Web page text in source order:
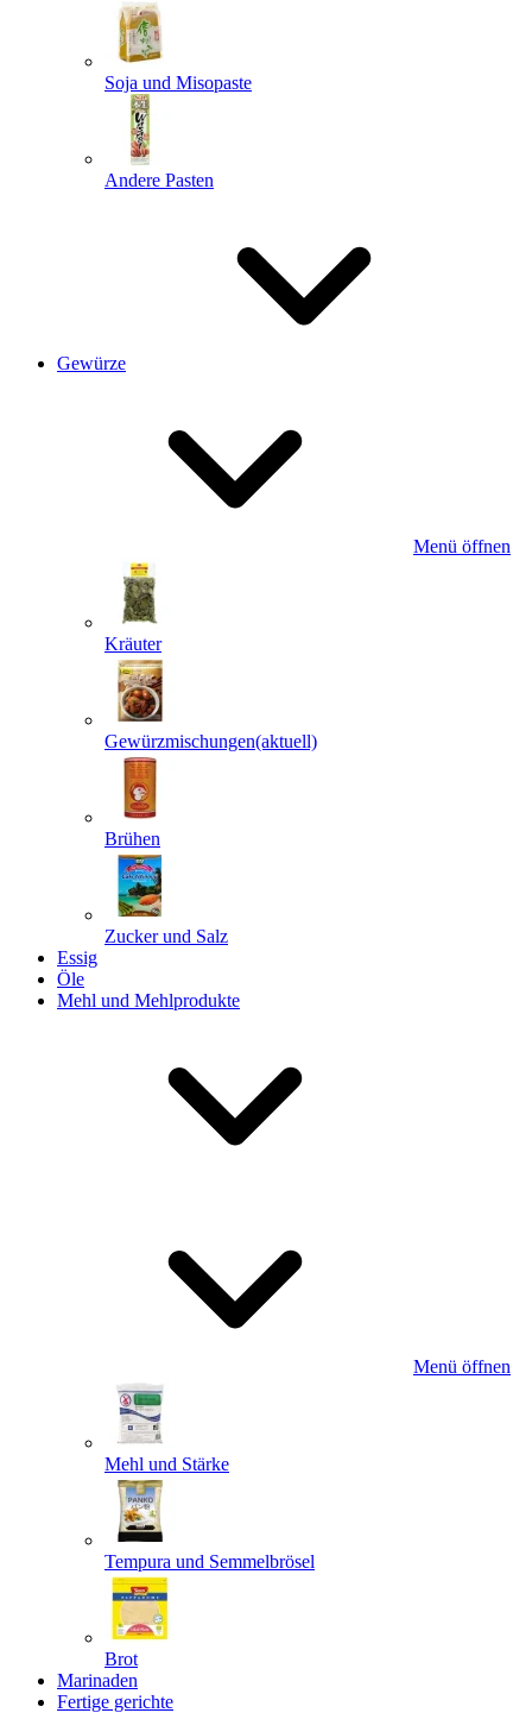
Soja und Misopaste
Andere Pasten
Gewürze
Menü öffnen
Kräuter
Gewürzmischungen(aktuell)
Brühen
Zucker und Salz
Essig
Öle
Mehl und Mehlprodukte
Menü öffnen
Mehl und Stärke
Tempura und Semmelbrösel
Brot
Marinaden
Fertige gerichte